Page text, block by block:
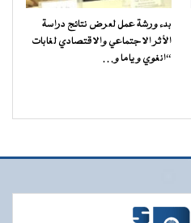
بدء ورشة عمل لعرض نتائج دراسة
الأثر الاجتماعي والاقتصادي لغابات
“انغوي و ياما و…